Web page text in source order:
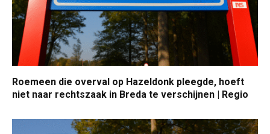
Roemeen die overval op Hazeldonk pleegde, hoeft
niet naar rechtszaak in Breda te verschijnen | Regio